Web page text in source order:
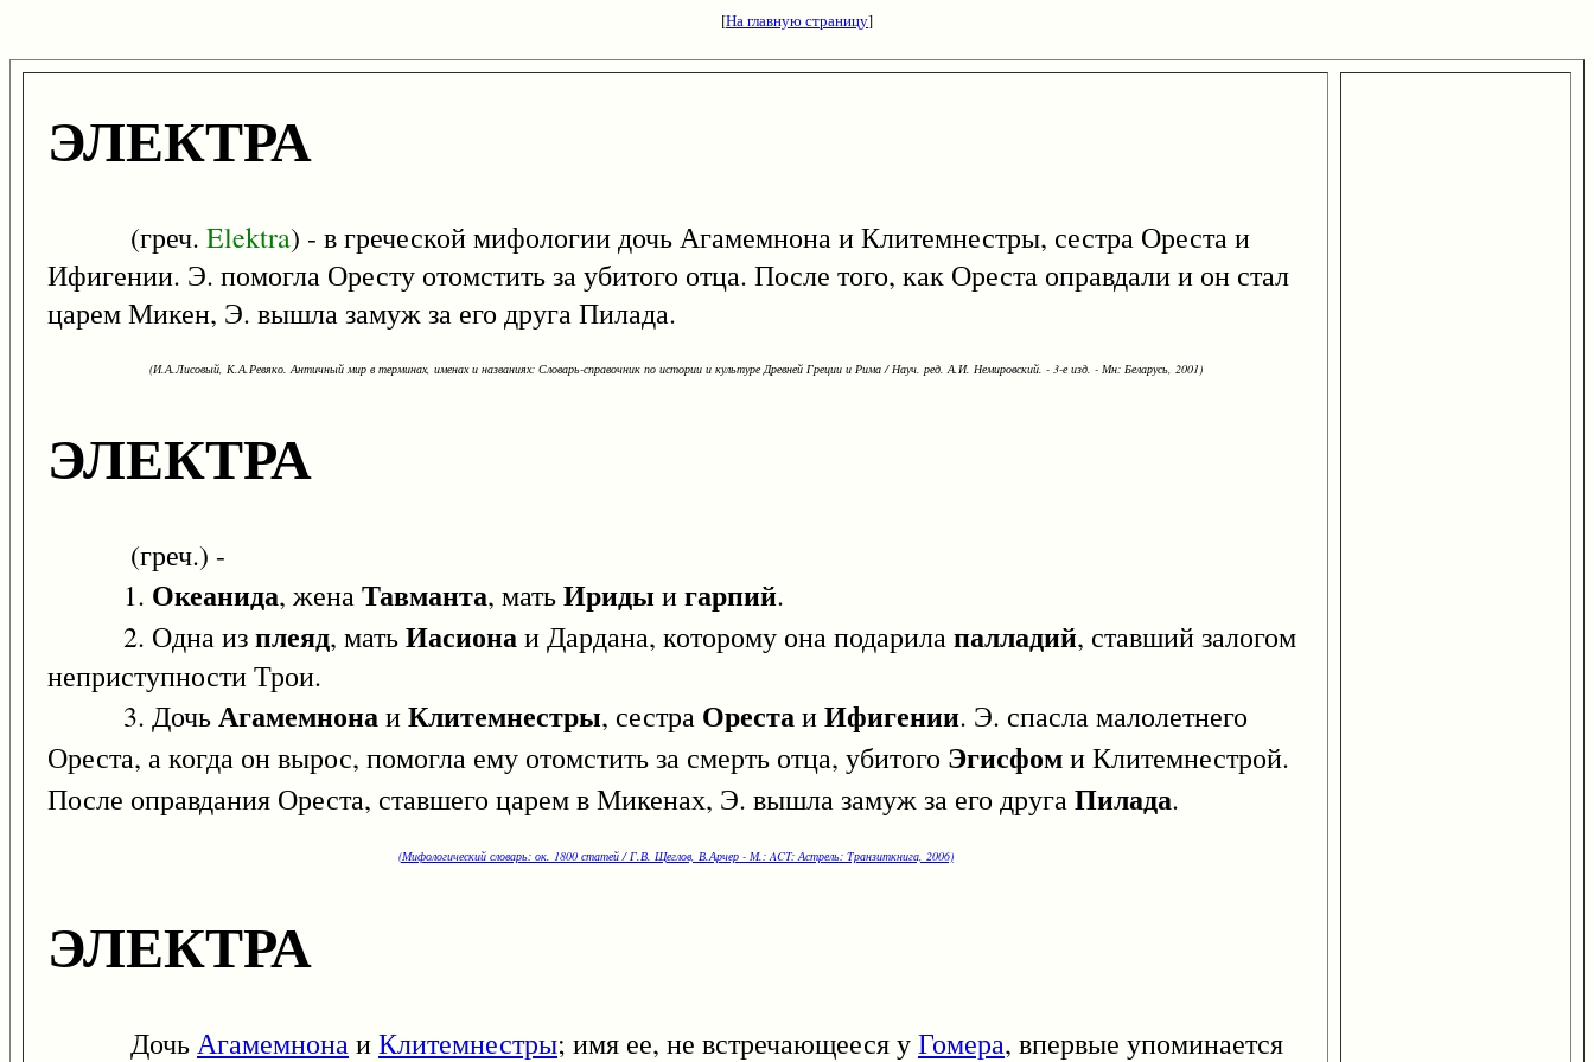
[На главную страницу]
ЭЛЕКТРА
(греч. Elektra) - в греческой мифологии дочь Агамемнона и Клитемнестры, сестра Ореста и
Ифигении. Э. помогла Оресту отомстить за убитого отца. После того, как Ореста оправдали и он стал
царем Микен, Э. вышла замуж за его друга Пилада.
(И.А.Лисовый, К.А.Ревяко. Античный мир в терминах, именах и названиях: Словарь-справочник по истории и культуре Древней Греции и Рима / Науч. ред. А.И. Немировский. - 3-е изд. - Мн: Беларусь, 2001)
ЭЛЕКТРА
(греч.) -
1. Океанида, женаТавманта, матьИриды игарпий.
2. Одна изплеяд, матьИасионаи Дардана, которому она подарилапалладий, ставший залогом
неприступности Трои.
3. ДочьАгамемнонаиКлитемнестры, сестра ОрестаиИфигении. Э. спасла малолетнего
Ореста, а когда он вырос, помогла ему отомстить за смерть отца, убитого Эгисфоми Клитемнестрой.
После оправдания Ореста, ставшего царем в Микенах, Э. вышла замуж за его другаПилада.
(Мифологический словарь: ок. 1800 статей / Г.В. Щеглов, В.Арчер - М.: ACT: Астрель: Транзиткнига, 2006)
ЭЛЕКТРА
ДочьАгамемнонаиКлитемнестры; имя ее, не встречающееся уГомера, впервые упоминается